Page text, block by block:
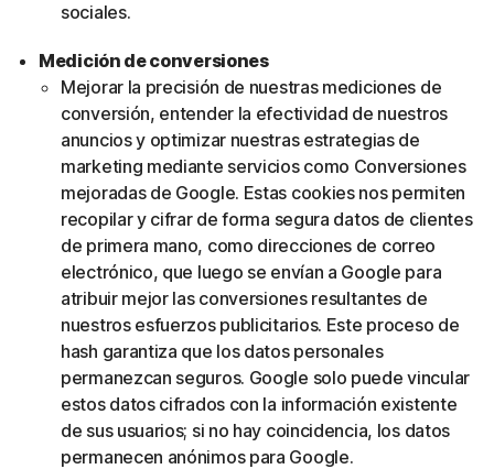
sociales.
Medición de conversiones
Mejorar la precisión de nuestras mediciones de
conversión, entender la efectividad de nuestros
anuncios y optimizar nuestras estrategias de
marketing mediante servicios como Conversiones
mejoradas de Google. Estas cookies nos permiten
recopilar y cifrar de forma segura datos de clientes
de primera mano, como direcciones de correo
electrónico, que luego se envían a Google para
atribuir mejor las conversiones resultantes de
nuestros esfuerzos publicitarios. Este proceso de
hash garantiza que los datos personales
permanezcan seguros. Google solo puede vincular
estos datos cifrados con la información existente
de sus usuarios; si no hay coincidencia, los datos
permanecen anónimos para Google.